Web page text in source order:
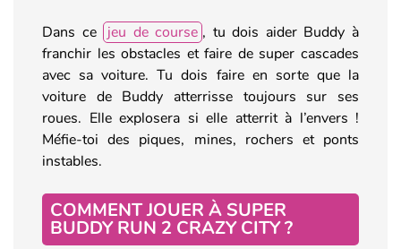
Dans ce jeu de course , tu dois aider Buddy à
franchir les obstacles et faire de super cascades
avec sa voiture. Tu dois faire en sorte que la
voiture de Buddy atterrisse toujours sur ses
roues. Elle explosera si elle atterrit à l’envers !
Méfie-toi des piques, mines, rochers et ponts
instables.
COMMENT JOUER À SUPER
BUDDY RUN 2 CRAZY CITY ?